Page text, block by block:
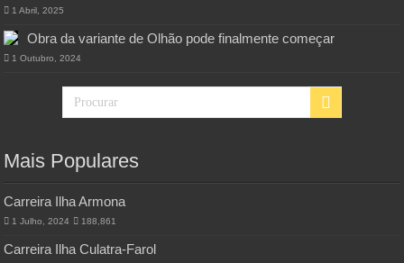
1 Abril, 2025
Obra da variante de Olhão pode finalmente começar
1 Outubro, 2024
Mais Populares
Carreira Ilha Armona
1 Julho, 2024 188,861
Carreira Ilha Culatra-Farol